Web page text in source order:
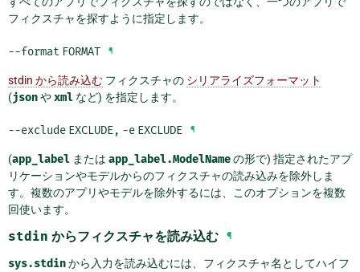
フィクスチャを探すように指定します。
--format FORMAT ¶
stdin から読み込む フィクスチャの シリアライズフォーマット
(jsonやxml など) を指定します。
--exclude EXCLUDE, -e EXCLUDE ¶
(app_label または app_label.ModelNameの形で) 指定されたアプ
リケーションやモデルからのフィクスチャの読み込みを除外しま
す。複数のアプリやモデルを除外するには、このオプションを複数
回使います。
stdin からフィクスチャを読み込む ¶
sys.stdinから入力を読み込むには、フィクスチャ名としてハイフ